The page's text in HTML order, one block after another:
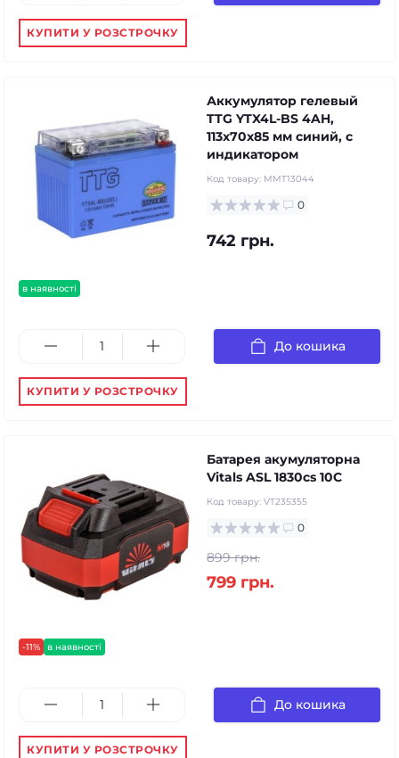
КУПИТИ У РОЗСТРОЧКУ
в наявності
Аккумулятор гелевый
TTG YTX4L-BS 4AH,
113х70х85 мм синий, с
индикатором
Код товару: MMT13044
0
742 грн.
До кошика
КУПИТИ У РОЗСТРОЧКУ
-11% в наявності
Батарея акумуляторна
Vitals ASL 1830cs 10C
Код товару: VT235355
0
899 грн.
799 грн.
До кошика
КУПИТИ У РОЗСТРОЧКУ